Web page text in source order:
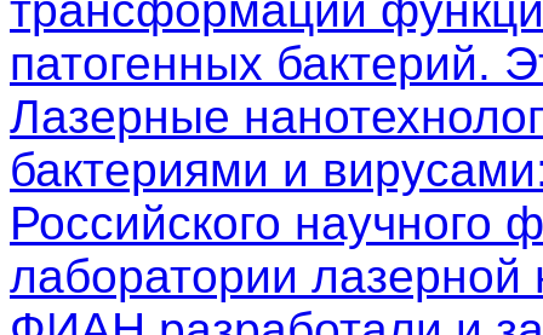
трансформации
патогенных бактерий.
Лазерные
бактериями и вирусами
Российского
лаборатории